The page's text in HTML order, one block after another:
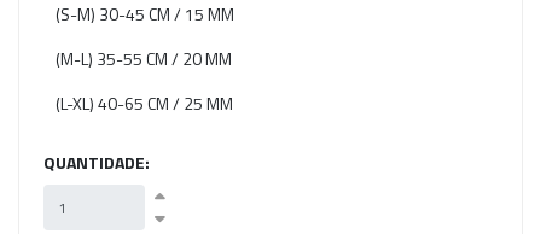
(S-M) 30-45 CM / 15 MM
(M-L) 35-55 CM / 20 MM
(L-XL) 40-65 CM / 25 MM
QUANTIDADE: